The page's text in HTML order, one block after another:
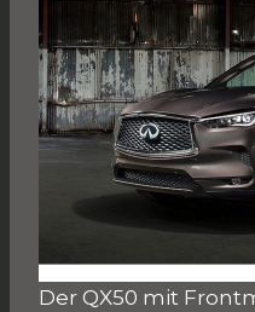
Der QX50 mit